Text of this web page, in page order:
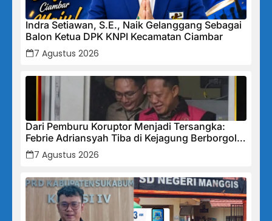
Indra Setiawan, S.E., Naik Gelanggang Sebagai
Balon Ketua DPK KNPI Kecamatan Ciambar
7 Agustus 2026
Dari Pemburu Koruptor Menjadi Tersangka:
Febrie Adriansyah Tiba di Kejagung Berborgol,
Bawa Map Biru dan Senyum Penuh Teka-teki
7 Agustus 2026